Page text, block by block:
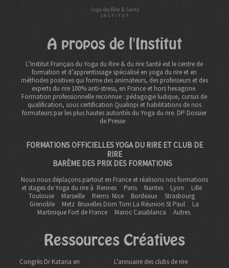
A propos de l'Institut
L’Institut Français du Yoga du Rire & du rire Santé est le centre de
formation et d’apprentissage spécialisé en yoga du rire et en
méthodes positives qui forme des animateurs, des professeurs et des
experts du rire 100% anti-stress, en France et hors hexagone.
Formation professionnelle reconnue : pédagogie ludique, cursus de
qualification, sous certification Qualiopi et habilitations de nos
formateurs par les plus hautes autorités du Yoga du rire. DPDossier
de Presse
FORMATIONS OFFICIELLES YOGA DU RIRE ET CLUB DE
RIRE
BARÈME DES PRIX DES FORMATIONS
Nous nous déplaçons partout en France et réalisons nos formations
et stages de Yoga du rire à Rennes Paris Nantes Lyon
Lille
Toulouse
Marseille Reims Nice Bordeaux
Strasbourg
Grenoble
Metz Bruxelles Dom TomLa Réunion St Paul
La
Martinique Fort de France
Maroc Casablanca Autres.
Ressources Créatives
Congrès Dr Kataria en
L’annuaire des clubs de rire